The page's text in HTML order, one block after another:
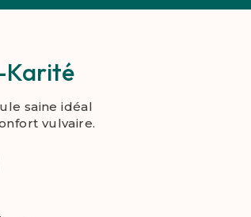
Karité
saine idéal
vulvaire.